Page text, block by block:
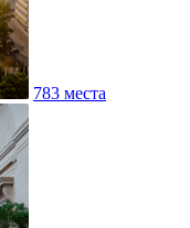
783 места